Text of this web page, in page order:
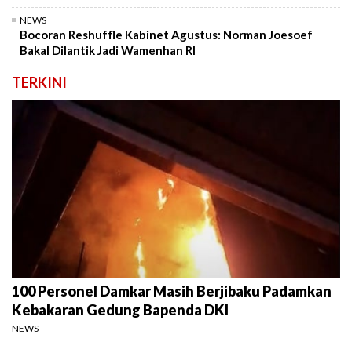
NEWS
Bocoran Reshuffle Kabinet Agustus: Norman Joesoef
Bakal Dilantik Jadi Wamenhan RI
TERKINI
100 Personel Damkar Masih Berjibaku Padamkan
Kebakaran Gedung Bapenda DKI
NEWS